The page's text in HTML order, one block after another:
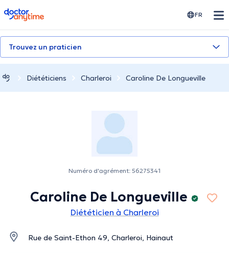
doctoranytime FR
Trouvez un praticien
Diététiciens Charleroi Caroline De Longueville
Numéro d'agrément: 56275341
Caroline De Longueville
Diététicien à Charleroi
Rue de Saint-Ethon 49, Charleroi, Hainaut